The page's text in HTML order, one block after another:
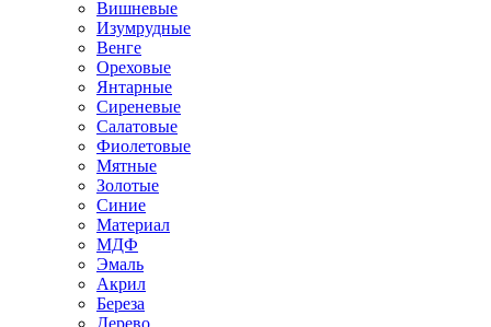
Вишневые
Изумрудные
Венге
Ореховые
Янтарные
Сиреневые
Салатовые
Фиолетовые
Мятные
Золотые
Синие
Материал
МДФ
Эмаль
Акрил
Береза
Дерево